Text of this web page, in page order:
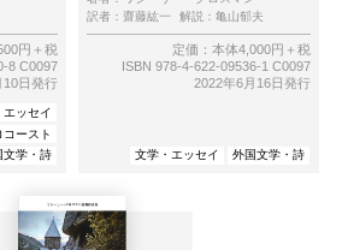
円＋税
8 C0097
10日発行
エッセイ
ースト
文学・詩
訳者： 齋藤紘一 解説： 亀山郁夫
定価：本体4,000円＋税
ISBN 978-4-622-09536-1 C0097
2022年6月16日発行
文学・エッセイ 外国文学・詩